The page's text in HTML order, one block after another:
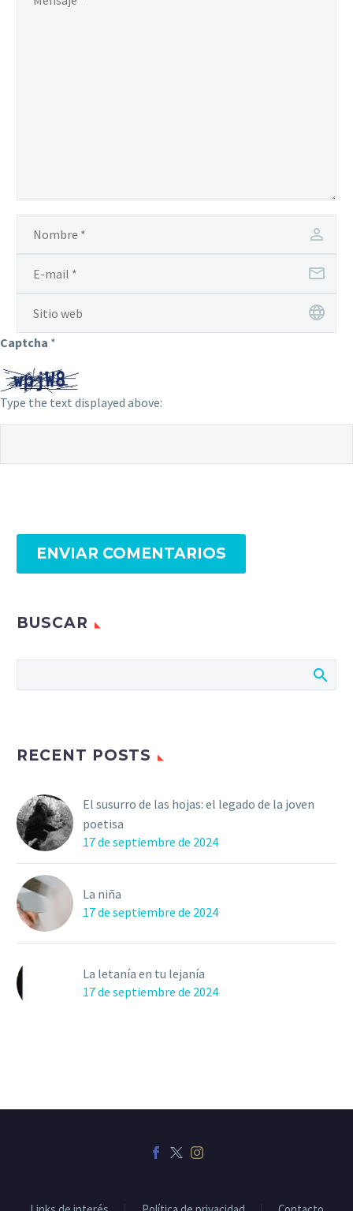
Captcha *
Type the text displayed above:
ENVIAR COMENTARIOS
BUSCAR
RECENT POSTS
El susurro de las hojas: el legado de la joven
poetisa
17 de septiembre de 2024
La niña
17 de septiembre de 2024
La letanía en tu lejanía
17 de septiembre de 2024